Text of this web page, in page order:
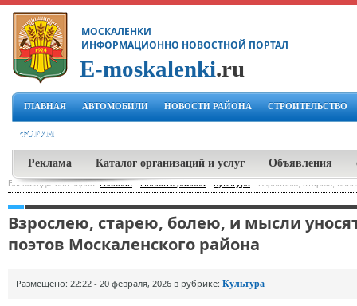
МОСКАЛЕНКИ
ИНФОРМАЦИОННО НОВОСТНОЙ ПОРТАЛ
E-moskalenki.ru
ГЛАВНАЯ АВТОМОБИЛИ НОВОСТИ РАЙОНА СТРОИТЕЛЬСТВО
ФОРУМ
Реклама Каталог организаций и услуг Объявления
Вы находитесь здесь:Главная-Новости района Культура Взрослею, старею,
Взрослею, старею, болею, и мысли
поэтов Москаленского района
Размещено: 22:22 - 20 февраля, 2026 в рубрике: Культура